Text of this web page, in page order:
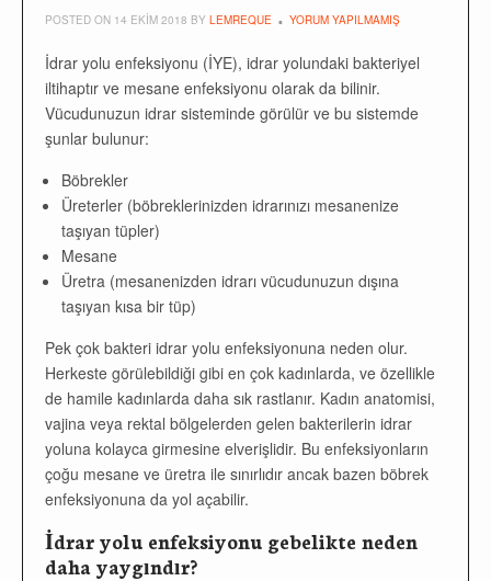
POSTED ON 14 EKIM 2018 BY LEMREQUE YORUM YAPILMAMIŞ
İdrar yolu enfeksiyonu (İYE), idrar yolundaki bakteriyel
iltihaptır ve mesane enfeksiyonu olarak da bilinir.
Vücudunuzun idrar sisteminde görülür ve bu sistemde
şunlar bulunur:
Böbrekler
Üreterler (böbreklerinizden idrarınızı mesanenize
taşıyan tüpler)
Mesane
Üretra (mesanenizden idrarı vücudunuzun dışına
taşıyan kısa bir tüp)
Pek çok bakteri idrar yolu enfeksiyonuna neden olur.
Herkeste görülebildiği gibi en çok kadınlarda, ve özellikle
de hamile kadınlarda daha sık rastlanır. Kadın anatomisi,
vajina veya rektal bölgelerden gelen bakterilerin idrar
yoluna kolayca girmesine elverişlidir. Bu enfeksiyonların
çoğu mesane ve üretra ile sınırlıdır ancak bazen böbrek
enfeksiyonuna da yol açabilir.
İdrar yolu enfeksiyonu gebelikte neden
daha yaygındır?